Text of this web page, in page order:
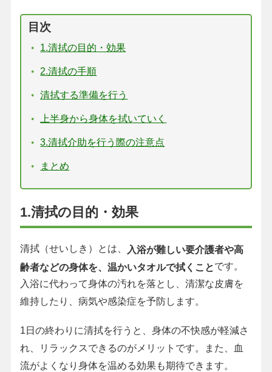
目次
1.清拭の目的・効果
2.清拭の手順
清拭する準備を行う
上半身から身体を拭いていく
3.清拭介助を行う際の注意点
まとめ
1.清拭の目的・効果
清拭（せいしき）とは、
入浴が難しい要介護者や高
齢者などの身体を、温かいタオルで拭くことです。
入浴に代わって身体の汚れを落とし、清潔な皮膚を
維持したり、病気や感染症を予防します。
1日の終わりに清拭を行うと、身体の不快感が軽減さ
れ、リラックスできるのがメリットです。また、血
流がよくなり身体を温める効果も期待できます。